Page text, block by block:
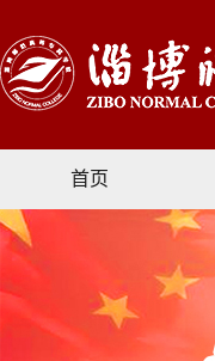
首页